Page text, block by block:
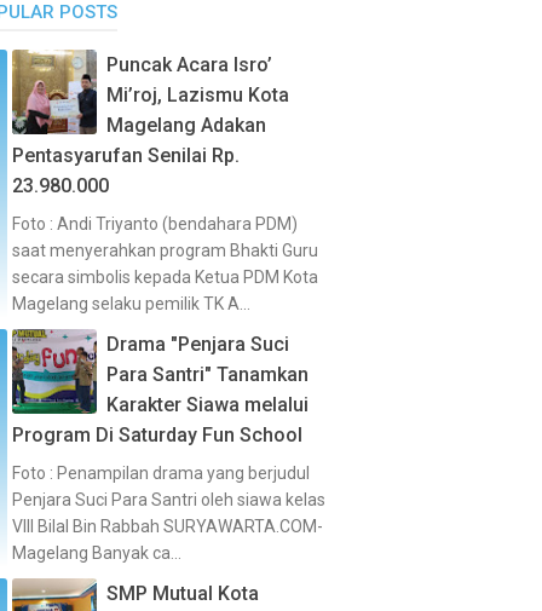
POSTS
Puncak Acara Isro’
Mi’roj, Lazismu Kota
Magelang Adakan
Pentasyarufan Senilai Rp.
23.980.000
Foto : Andi Triyanto (bendahara PDM)
saat menyerahkan program Bhakti Guru
secara simbolis kepada Ketua PDM Kota
Magelang selaku pemilik TK A...
Drama "Penjara Suci
Para Santri" Tanamkan
Karakter Siawa melalui
Program Di Saturday Fun School
Foto : Penampilan drama yang berjudul
Penjara Suci Para Santri oleh siawa kelas
VIII Bilal Bin Rabbah SURYAWARTA.COM-
Magelang Banyak ca...
SMP Mutual Kota